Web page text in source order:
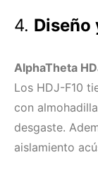
4. Diseño
AlphaTheta
Los HDJ-F10
con
desgaste.
aislamiento